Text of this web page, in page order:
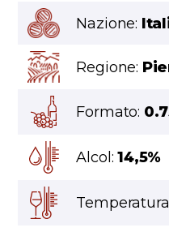
Nazione:
Regione:
Formato:
Alcol:14,5%